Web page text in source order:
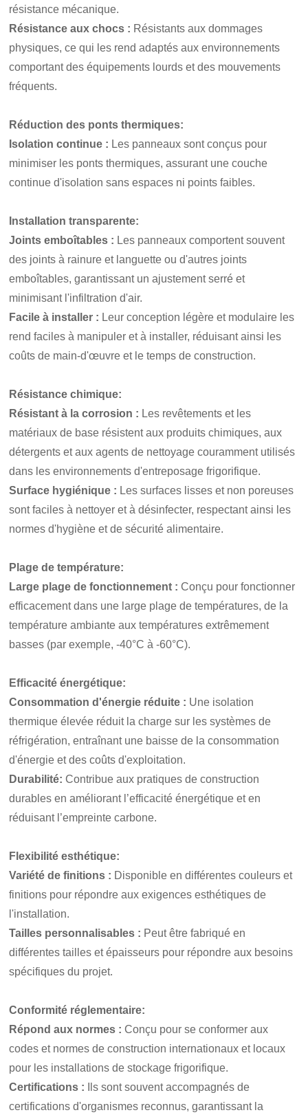
résistance mécanique.
Résistance aux chocs : Résistants aux dommages
physiques, ce qui les rend adaptés aux environnements
comportant des équipements lourds et des mouvements
fréquents.
Réduction des ponts thermiques:
Isolation continue : Les panneaux sont conçus pour
minimiser les ponts thermiques, assurant une couche
continue d'isolation sans espaces ni points faibles.
Installation transparente:
Joints emboîtables : Les panneaux comportent souvent
des joints à rainure et languette ou d'autres joints
emboîtables, garantissant un ajustement serré et
minimisant l'infiltration d'air.
Facile à installer : Leur conception légère et modulaire les
rend faciles à manipuler et à installer, réduisant ainsi les
coûts de main-d'œuvre et le temps de construction.
Résistance chimique:
Résistant à la corrosion : Les revêtements et les
matériaux de base résistent aux produits chimiques, aux
détergents et aux agents de nettoyage couramment utilisés
dans les environnements d'entreposage frigorifique.
Surface hygiénique : Les surfaces lisses et non poreuses
sont faciles à nettoyer et à désinfecter, respectant ainsi les
normes d'hygiène et de sécurité alimentaire.
Plage de température:
Large plage de fonctionnement :Conçu pour fonctionner
efficacement dans une large plage de températures, de la
température ambiante aux températures extrêmement
basses (par exemple, -40°C à -60°C).
Efficacité énergétique:
Consommation d'énergie réduite : Une isolation
thermique élevée réduit la charge sur les systèmes de
réfrigération, entraînant une baisse de la consommation
d'énergie et des coûts d'exploitation.
Durabilité: Contribue aux pratiques de construction
durables en améliorant l’efficacité énergétique et en
réduisant l’empreinte carbone.
Flexibilité esthétique:
Variété de finitions : Disponible en différentes couleurs et
finitions pour répondre aux exigences esthétiques de
l'installation.
Tailles personnalisables : Peut être fabriqué en
différentes tailles et épaisseurs pour répondre aux besoins
spécifiques du projet.
Conformité réglementaire:
Répond aux normes :Conçu pour se conformer aux
codes et normes de construction internationaux et locaux
pour les installations de stockage frigorifique.
Certifications : Ils sont souvent accompagnés de
certifications d'organismes reconnus, garantissant la